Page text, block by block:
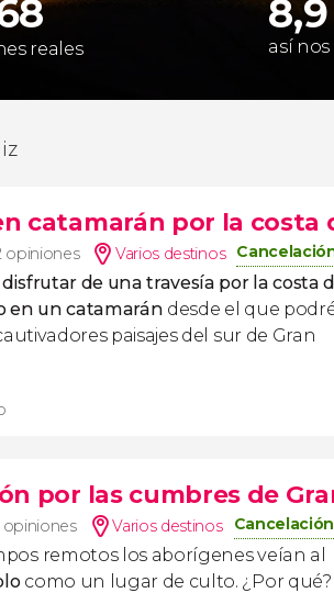
reales así
catamarán por la costa
opiniones Varios destinos
disfrutar de unatravesía por la costa
en un catamarán desde el que
paisajes del sur de Gran
por las cumbres de
Varios destinos
remotos los aborígenes veían al
como un lugar de culto. ¿Por qué?